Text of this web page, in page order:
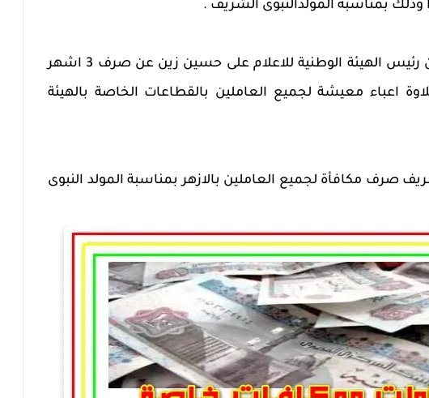
بمناسبة المولدالنبوى الشريف .
وفى نفس السياق اعلن رئيس الهيئة الوطنية للاعلام على حسين زين عن صرف 3 اشهر
اعباء معيشة لجميع العاملين بالقطاعات الخاصة بالهيئة
صرف مكافأة لجميع العاملين بالازهر بمناسبة المولد النبوى